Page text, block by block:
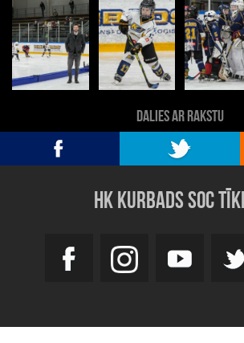
DALIES AR RAKSTU
HK KURBADS SOC